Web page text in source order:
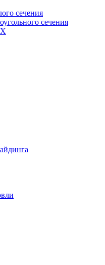
сечения
сечения